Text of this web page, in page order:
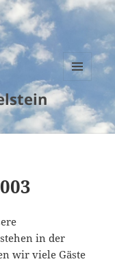
MENU
AND
WIDGETS
in der
wir viele Gäste